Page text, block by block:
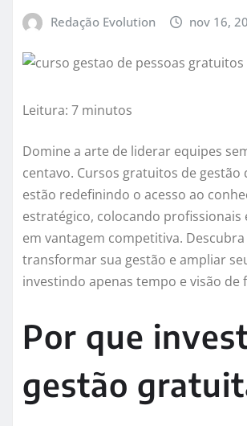
Redação Evolution nov 16,
Leitura: 7 minutos
Domine a arte de liderar equipes
centavo. Cursos gratuitos de gestão
estão redefinindo o acesso ao
estratégico, colocando profissionais
em vantagem competitiva.
transformar sua gestão e ampliar
investindo apenas tempo e visão de
Por que
gestão